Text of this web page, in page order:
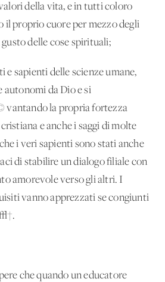
della vita, e in tutti coloro
il proprio cuore per mezzo degli
delle cose spirituali;
e sapienti delle scienze umane,
autonomi da Dio e si
vantando la propria fortezza
e anche i saggi di molte
i veri sapienti sono stati anche
di stabilire un dialogo filiale con
amorevole verso gli altri. I
vanno apprezzati se congiunti
che quando un educatore